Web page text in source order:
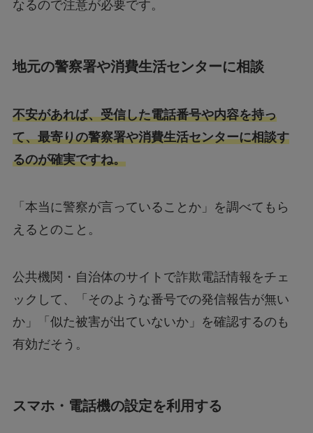
なるので注意が必要です。
地元の警察署や消費生活センターに相談
不安があれば、受信した電話番号や内容を持っ
て、最寄りの警察署や消費生活センターに相談す
るのが確実ですね。
「本当に警察が言っていることか」を調べてもら
えるとのこと。
公共機関・自治体のサイトで詐欺電話情報をチェ
ックして、「そのような番号での発信報告が無い
か」「似た被害が出ていないか」を確認するのも
有効だそう。
スマホ・電話機の設定を利用する